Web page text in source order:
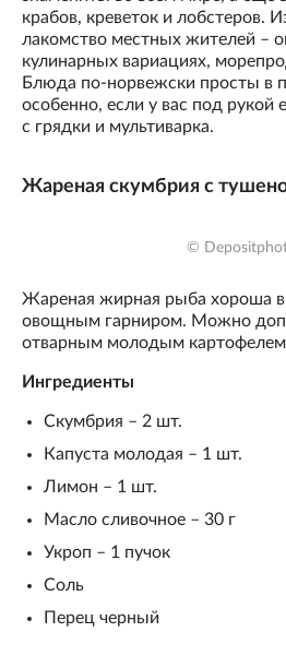
крабов, креветок и лобстеров.
лакомство местных жителей –
кулинарных вариациях,
Блюда по-норвежски просты в
особенно, если у вас под рукой
с грядки и мультиварка.
Жареная скумбрия с
©
Жареная жирная рыба хороша
овощным гарниром. Можно
отварным молодым
Ингредиенты
Скумбрия – 2 шт.
Капуста молодая – 1 шт.
Лимон – 1 шт.
Масло сливочное – 30 г
Укроп – 1 пучок
Соль
Перец черный